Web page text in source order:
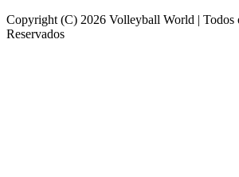
Copyright (C) 2026 Volleyball World | Todos
Reservados